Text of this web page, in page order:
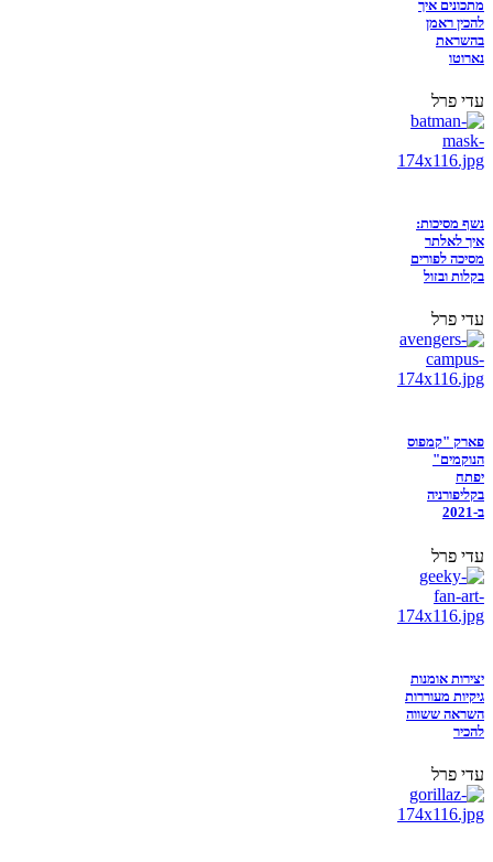
מתכונים איך
להכין ראמן
בהשראת
נארוטו
עדי פרל
נשף מסיכות:
איך לאלתר
מסיכה לפורים
בקלות ובזול
עדי פרל
פארק "קמפוס
הנוקמים"
יפתח
בקליפורניה
ב-2021
עדי פרל
יצירות אומנות
גיקיות מעוררות
השראה ששווה
להכיר
עדי פרל